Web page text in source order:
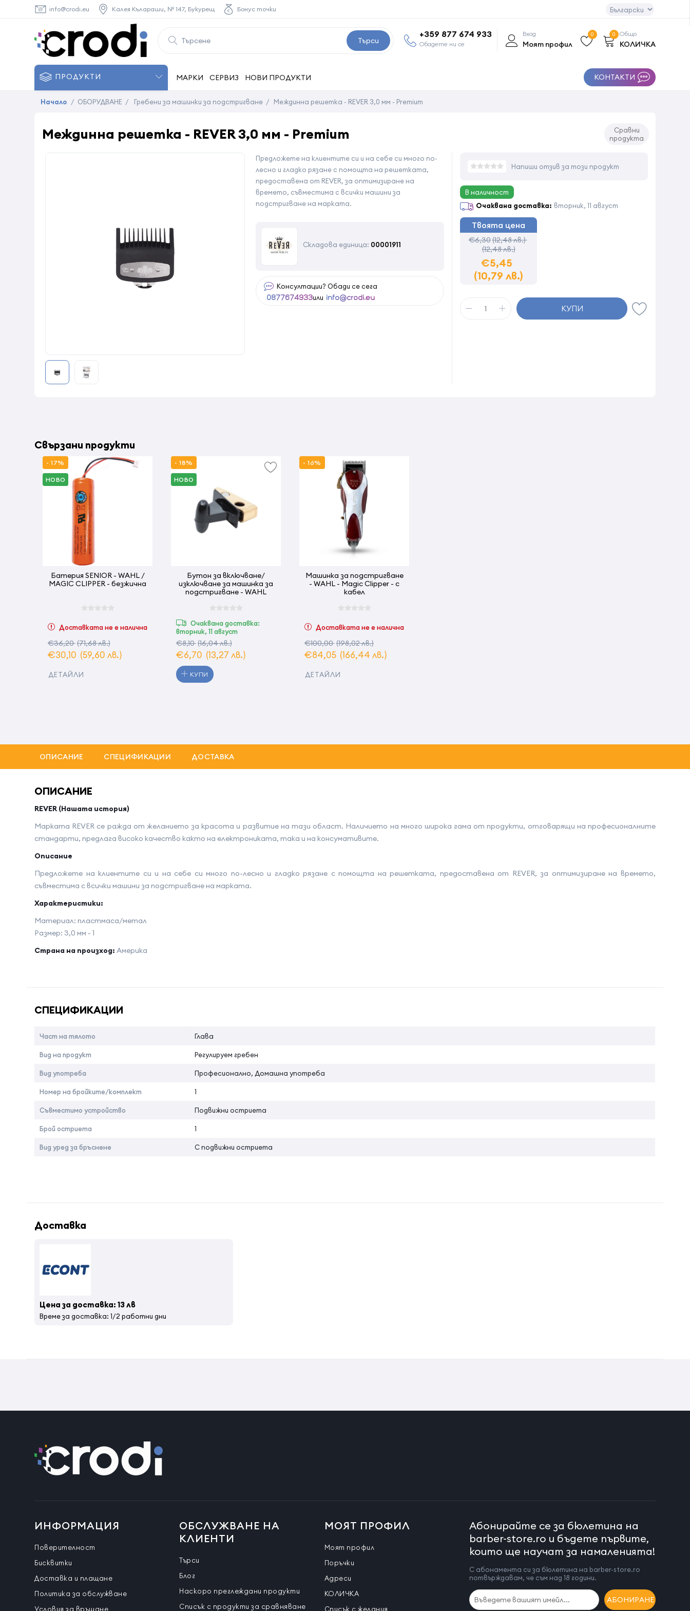
info@crodi.eu Калея Кълараши, № 147, Букурещ Бонус точки
Търси
+359 877 674 933
Обадете ни се
Вход
Моят профил
0 Общо
КОЛИЧКА
0
ПРОДУКТИ МАРКИ СЕРВИЗ НОВИ ПРОДУКТИ КОНТАКТИ
Начало / ОБОРУДВАНЕ / Гребени за машинки за подстригване / Междинна решетка - REVER 3,0 мм - Premium
Междинна решетка - REVER 3,0 мм - Premium
Сравни
продукта
Предложете на клиентите си и на себе си много по-
лесно и гладко рязане с помощта на решетката,
предоставена от REVER, за оптимизиране на
времето, съвместима с всички машини за
подстригване на марката.
Складова единица: 00001911
Консултации? Обади се сега
0877674933или info@crodi.eu
Напиши отзив за този продукт
В наличност
Очаквана доставка: вторник, 11 август
Твоята цена
€6,30(12,48 лв.)
(12,48 лв.)
€5,45
(10,79 лв.)
КУПИ
Свързани продукти
- 17%
НОВО
Батерия SENIOR - WAHL /
MAGIC CLIPPER - безжична
Доставката не е налична
€36,20(71,68 лв.)
€30,10 (59,60 лв.)
ДЕТАЙЛИ
- 18%
НОВО
Бутон за включване/
изключване за машинка за
подстригване - WAHL
Очаквана доставка:
вторник, 11 август
€8,10(16,04 лв.)
€6,70 (13,27 лв.)
КУПИ
- 16%
Машинка за подстригване
- WAHL - Magic Clipper - с
кабел
Доставката не е налична
€100,00(198,02 лв.)
€84,05 (166,44 лв.)
ДЕТАЙЛИ
ОПИСАНИЕ СПЕЦИФИКАЦИИ ДОСТАВКА
ОПИСАНИЕ
REVER (Нашата история)
Марката REVER се ражда от желанието за красота и развитие на тази област. Наличието на много широка гама от продукти, отговарящи на професионалните
стандарти, предлага високо качество както на електрониката, така и на консумативите.
Описание
Предложете на клиентите си и на себе си много по-лесно и гладко рязане с помощта на решетката, предоставена от REVER, за оптимизиране на времето,
съвместима с всички машини за подстригване на марката.
Характеристики:
Материал: пластмаса/метал
Размер: 3,0 мм - 1
Страна на произход: Америка
СПЕЦИФИКАЦИИ
Част на тялото Глава
Вид на продукт Регулируем гребен
Вид употреба Професионално, Домашна употреба
Номер на бройките/комплект 1
Съвместимо устройство Подвижни остриета
Брой остриета 1
Вид уред за бръснене С подвижни остриета
Доставка
Цена за доставка: 13 лв
Време за доставка: 1/2 работни дни
ИНФОРМАЦИЯ
Поверителност
Бисквитки
Доставка и плащане
Политика за обслужване
Условия за връщане
ОБСЛУЖВАНЕ НА
КЛИЕНТИ
Търси
Блог
Наскоро преглеждани продукти
Списък с продукти за сравняване
МОЯТ ПРОФИЛ
Моят профил
Поръчки
Адреси
КОЛИЧКА
Списък с желания
Абонирайте се за бюлетина на
barber-store.ro и бъдете първите,
които ще научат за намаленията!
С абонамента си за бюлетина на barber-store.ro
потвърждавам, че съм над 18 години.
АБОНИРАНЕ